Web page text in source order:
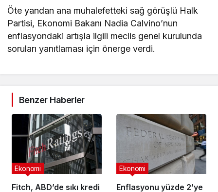
Öte yandan ana muhalefetteki sağ görüşlü Halk
Partisi, Ekonomi Bakanı Nadia Calvino’nun
enflasyondaki artışla ilgili meclis genel kurulunda
soruları yanıtlaması için önerge verdi.
Benzer Haberler
Fitch, ABD’de sıkı kredi
Ekonomi
Enflasyonu yüzde 2’ye
Ekonomi